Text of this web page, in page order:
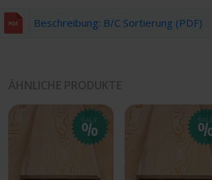
Beschreibung: B/C Sortierung (PDF)